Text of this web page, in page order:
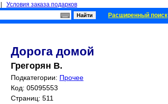
Условия заказа подарков
Расширенный поиск
Дорога домой
Грегорян В.
Подкатегории: Прочее
Код: 05095553
Страниц: 511